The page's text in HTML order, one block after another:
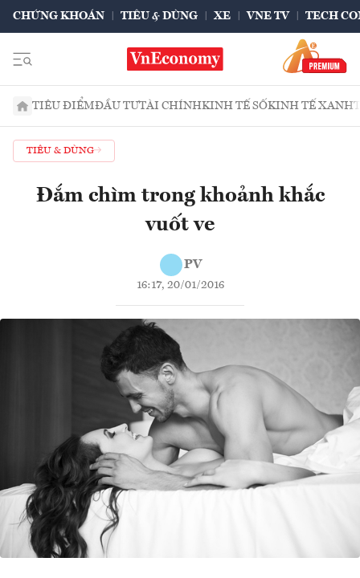
CHỨNG KHOÁN TIÊU & DÙNG XE VNE TV TECH
TIÊU ĐIỂMĐẦU TƯTÀI CHÍNHKINH TẾ SỐKINH TẾ XANH
TIÊU & DÙNG
Đắm chìm trong khoảnh khắc
vuốt ve
PV
16:17, 20/01/2016